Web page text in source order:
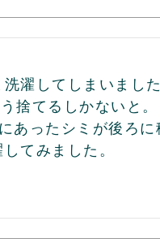
濯してしまいまし
捨てるしかないと
あったシミが後ろに
てみました。